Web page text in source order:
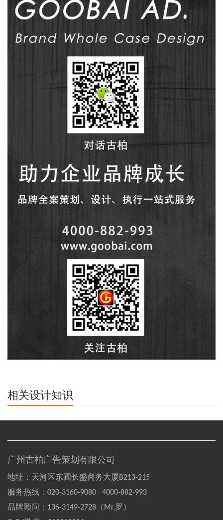
相关设计知识
广州古柏广告策划有限公司
地址：天河区东圃长盛商务大厦B213-215
服务热线： 020-3160-9080 4000-882-993
品牌顾问： 136-3149-2728（Mr.罗）